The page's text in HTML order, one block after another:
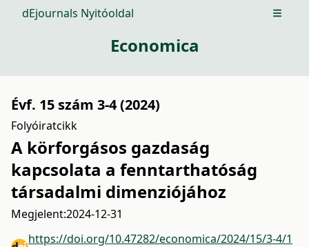
dEjournals Nyitóoldal Open
Economica
Évf. 15 szám 3-4 (2024)
Folyóiratcikk
A körforgásos gazdaság
kapcsolata a fenntarthatóság
társadalmi dimenziójához
Megjelent:2024-12-31
https://doi.org/10.47282/economica/2024/15/3-4/1